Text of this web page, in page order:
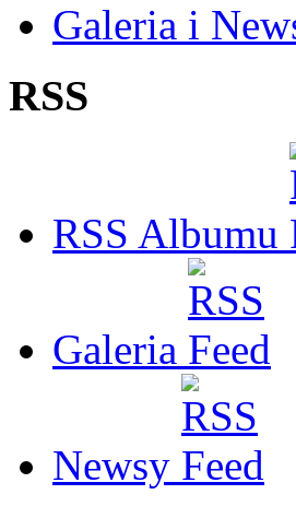
Galeria i
RSS
RSS Albumu
Galeria
Newsy